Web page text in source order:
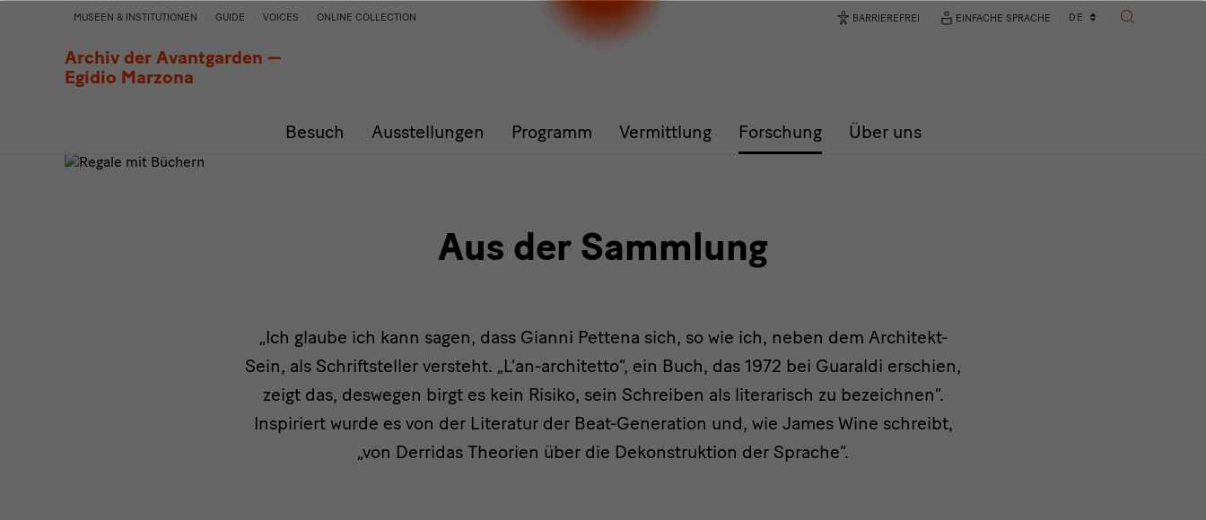
Archiv der Avantgarden —
Egidio Marzona
Aus
der
Besuch Ausstellungen Programm Vermittlung Forschung Über uns
MUSEEN & INSTITUTIONEN GUIDE VOICES ONLINE COLLECTION BARRIEREFREI EINFACHE SPRACHE
Sprachwechsler
DE
SUCHE
Aus der Sammlung
„Ich glaube ich kann sagen, dass Gianni Pettena sich, so wie ich, neben dem Architekt-
Sein, als Schriftsteller versteht. „L‘an-architetto“, ein Buch, das 1972 bei Guaraldi erschien,
zeigt das, deswegen birgt es kein Risiko, sein Schreiben als literarisch zu bezeichnen“.
Inspiriert wurde es von der Literatur der Beat-Generation und, wie James Wine schreibt,
„von Derridas Theorien über die Dekonstruktion der Sprache“.